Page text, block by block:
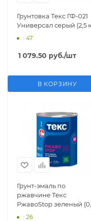
Грунтовка Текс ГФ-021
Универсал серый (2,5
: 47
1 079.50 руб./шт
В КОРЗИНУ
Грунт-эмаль по
ржавчине Текс
РжавоStop зеленый (0,9
: 26